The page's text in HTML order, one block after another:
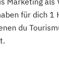
für dich 1
du